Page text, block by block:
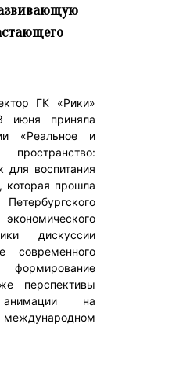
ГК «Рики»
июня приняла
«Реальное и
для воспитания
которая прошла
дискуссии
современного
перспективы
анимации на